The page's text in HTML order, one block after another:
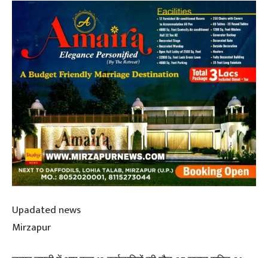
Upadated news
Mirzapur